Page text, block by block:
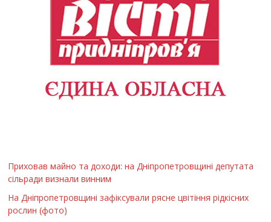
Приховав майно та доходи: на Дніпропетровщині депутата
сільради визнали винним
На Дніпропетровщині зафіксували рясне цвітіння рідкісних
рослин (фото)